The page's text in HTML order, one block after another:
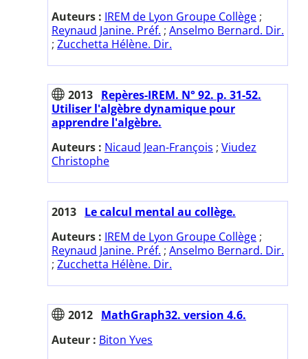
Auteurs : IREM de Lyon Groupe Collège ;
Reynaud Janine. Préf. ; Anselmo Bernard. Dir.
; Zucchetta Hélène. Dir.
2013 Repères-IREM. N° 92. p. 31-52.
Utiliser l'algèbre dynamique pour
apprendre l'algèbre.
Auteurs : Nicaud Jean-François ; Viudez
Christophe
2013 Le calcul mental au collège.
Auteurs : IREM de Lyon Groupe Collège ;
Reynaud Janine. Préf. ; Anselmo Bernard. Dir.
; Zucchetta Hélène. Dir.
2012 MathGraph32. version 4.6.
Auteur : Biton Yves